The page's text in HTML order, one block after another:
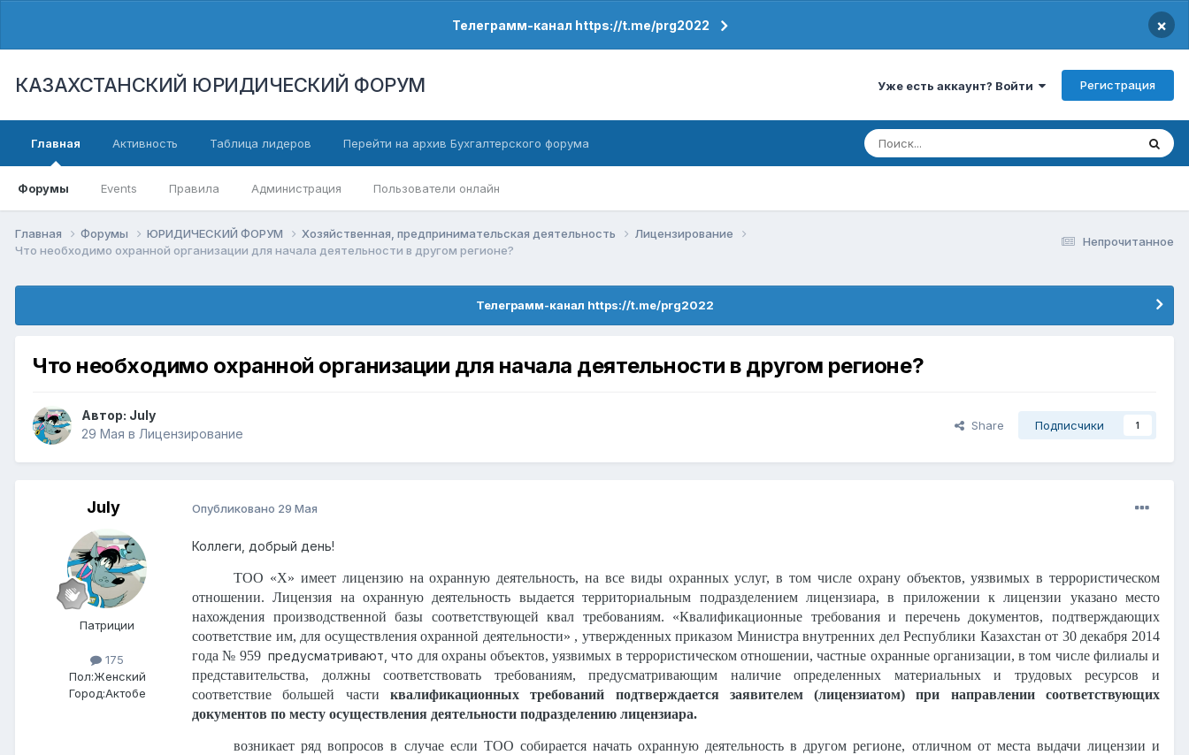
Телеграмм-канал https://t.me/prg2022 ×
КАЗАХСТАНСКИЙ ЮРИДИЧЕСКИЙ ФОРУМ Уже есть аккаунт? Войти Регистрация
Главная
Форумы Events Правила Администрация Пользователи онлайн
Активность Таблица лидеров Перейти на архив Бухгалтерского форума
Непрочитанное
Главная Форумы ЮРИДИЧЕСКИЙ ФОРУМ Хозяйственная, предпринимательская деятельность
Лицензирование
Что необходимо охранной организации для начала деятельности в другом регионе?
Телеграмм-канал https://t.me/prg2022
Что необходимо охранной организации для начала деятельности в другом регионе?
Автор: July
29 Мая в Лицензирование
Share Подписчики 1
July
Патриции
175
Пол:Женский
Город:Актобе
Опубликовано 29 Мая
Коллеги, добрый день!
ТОО «Х» имеет лицензию на охранную деятельность, на все виды охранных услуг, в том числе охрану объектов, уязвимых в террористическом
отношении. Лицензия на охранную деятельность выдается территориальным подразделением лицензиара, в приложении к лицензии указано место
нахождения производственной базы соответствующей квал требованиям. «Квалификационные требования и перечень документов, подтверждающих
соответствие им, для осуществления охранной деятельности» , утвержденных приказом Министра внутренних дел Республики Казахстан от 30 декабря 2014
года № 959 предусматривают, что для охраны объектов, уязвимых в террористическом отношении, частные охранные организации, в том числе филиалы и
представительства, должны соответствовать требованиям, предусматривающим наличие определенных материальных и трудовых ресурсов и
соответствие большей части квалификационных требований подтверждается заявителем (лицензиатом) при направлении соответствующих
документов по месту осуществления деятельности подразделению лицензиара.
возникает ряд вопросов в случае если ТОО собирается начать охранную деятельность в другом регионе, отличном от места выдачи лицензии и